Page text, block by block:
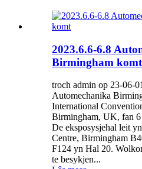
2023.6.6-6.8
Birmingham komt
troch admin op 23-06-
Automechanika
International
Birmingham, UK, fan
De eksposysjehal leit
Centre, Birmingham
F124 yn Hal 20.
te besykjen...